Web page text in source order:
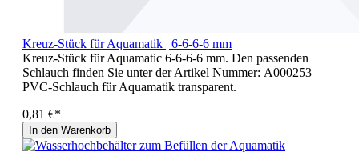
Kreuz-Stück für Aquamatik | 6-6-6-6 mm
Kreuz-Stück für Aquamatic 6-6-6-6 mm. Den passenden
Schlauch finden Sie unter der Artikel Nummer: A000253
PVC-Schlauch für Aquamatik transparent.
0,81 €*
In den Warenkorb